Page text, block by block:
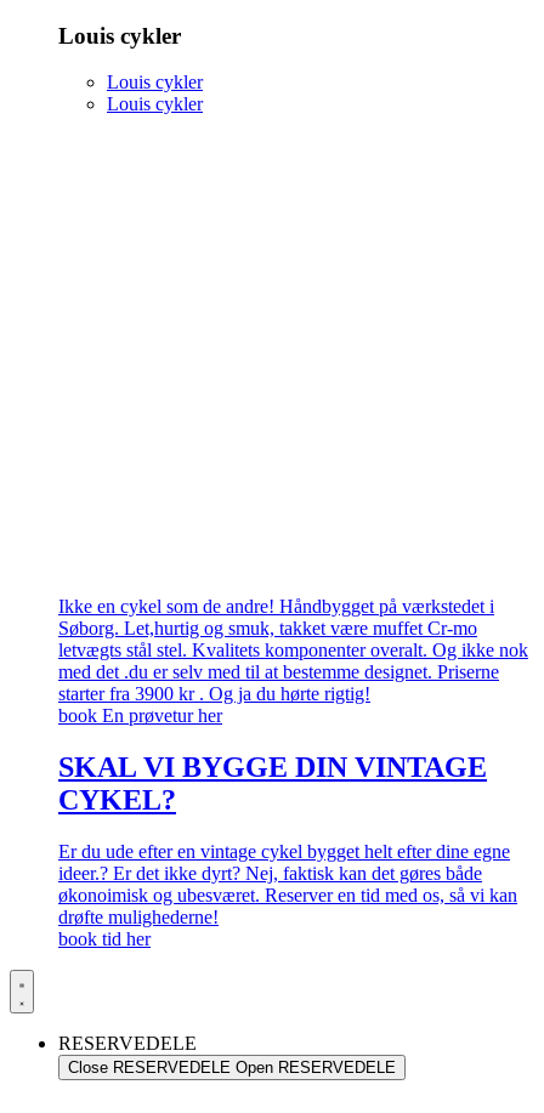
Louis cykler
Louis cykler
Louis cykler
Ikke en cykel som de andre! Håndbygget på værkstedet i
Søborg. Let,hurtig og smuk, takket være muffet Cr-mo
letvægts stål stel. Kvalitets komponenter overalt. Og ikke nok
med det .du er selv med til at bestemme designet. Priserne
starter fra 3900 kr . Og ja du hørte rigtig!
book En prøvetur her
SKAL VI BYGGE DIN VINTAGE
CYKEL?
Er du ude efter en vintage cykel bygget helt efter dine egne
ideer.? Er det ikke dyrt? Nej, faktisk kan det gøres både
økonoimisk og ubesværet. Reserver en tid med os, så vi kan
drøfte mulighederne!
book tid her
RESERVEDELE
Close RESERVEDELE Open RESERVEDELE